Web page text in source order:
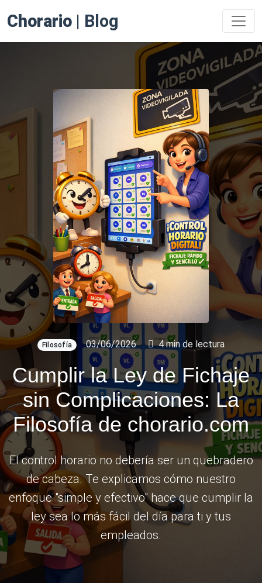
Chorario | Blog
Filosofía 03/06/2026 4 min de lectura
Cumplir la Ley de Fichaje
sin Complicaciones: La
Filosofía de chorario.com
El control horario no debería ser un quebradero
de cabeza. Te explicamos cómo nuestro
enfoque "simple y efectivo" hace que cumplir la
ley sea lo más fácil del día para ti y tus
empleados.